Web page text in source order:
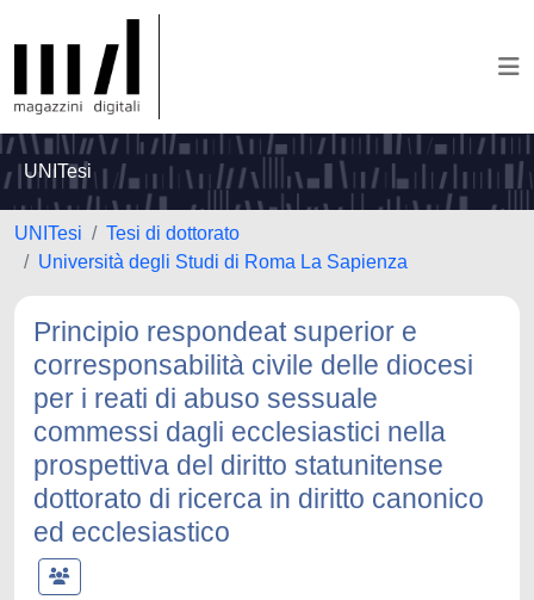
UNITesi
UNITesi
Tesi di dottorato
Università degli Studi di Roma La Sapienza
Principio respondeat superior e
corresponsabilità civile delle diocesi
per i reati di abuso sessuale
commessi dagli ecclesiastici nella
prospettiva del diritto statunitense
dottorato di ricerca in diritto canonico
ed ecclesiastico